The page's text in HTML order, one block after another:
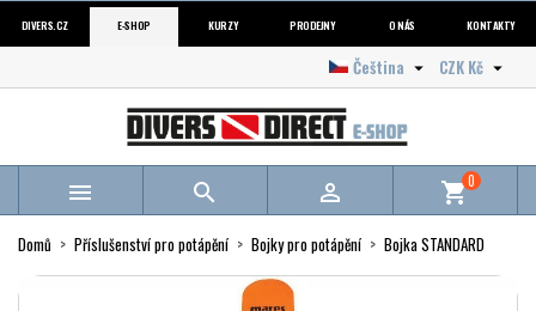
DIVERS.CZ E-SHOP KURZY PRODEJNY O NÁS KONTAKTY
CZK Kč 
Čeština 
   shopping_cart0
Domů Příslušenství pro potápění Bojky pro potápění Bojka STANDARD